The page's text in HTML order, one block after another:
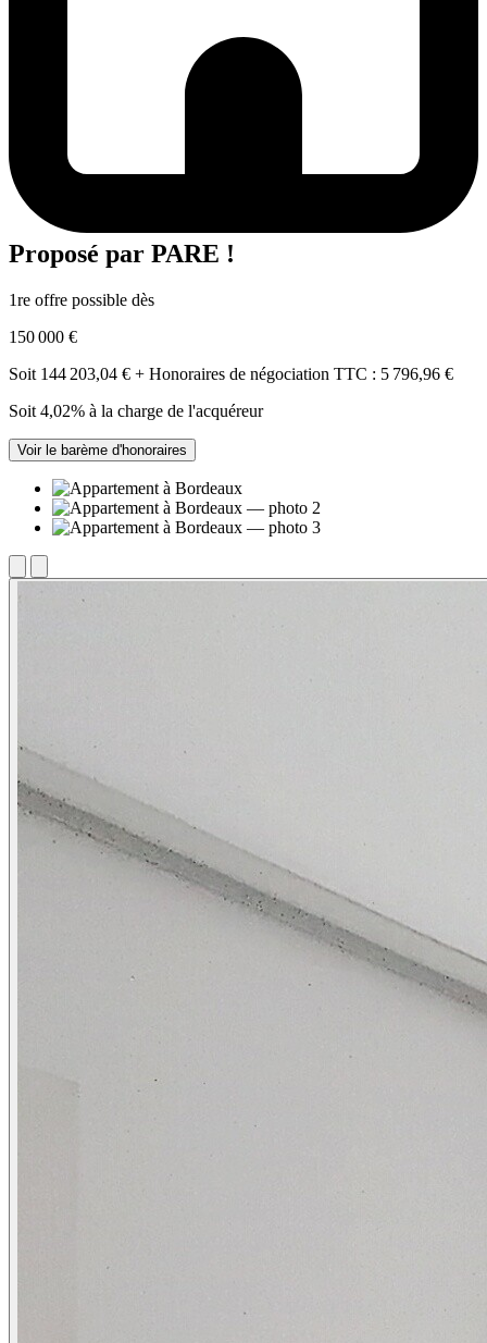
Proposé par PARE !
1re offre possible dès
150 000 €
Soit 144 203,04 € + Honoraires de négociation TTC : 5 796,96 €
Soit 4,02% à la charge de l'acquéreur
Voir le barème d'honoraires